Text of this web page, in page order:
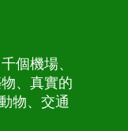
個機場、
、真實的
物、交通